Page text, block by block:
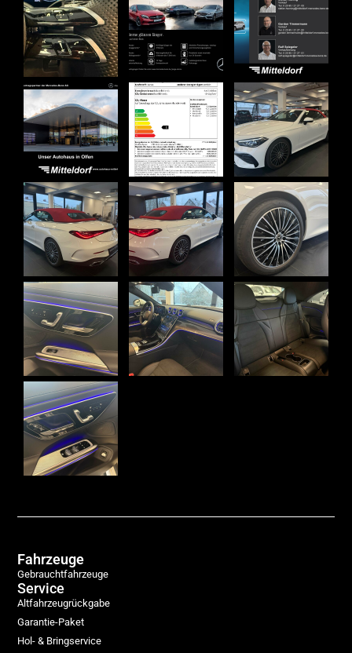
Fahrzeuge
Gebrauchtfahrzeuge
Service
Altfahrzeugrückgabe
Garantie-Paket
Hol- & Bringservice